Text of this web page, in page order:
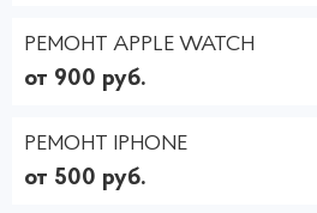
РЕМОНТ APPLE WATCH
от 900 руб.
РЕМОНТ IPHONE
от 500 руб.